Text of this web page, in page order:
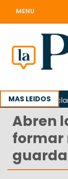
MENU
MAS LEIDOS
Odarda reclamó
Abren
formar